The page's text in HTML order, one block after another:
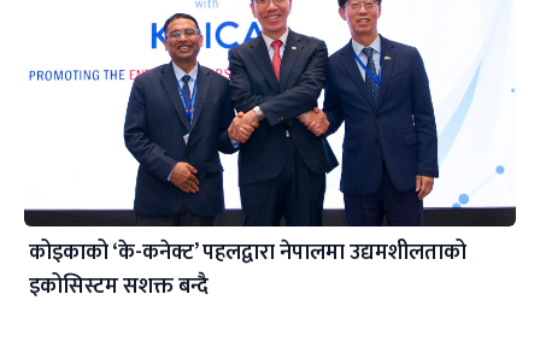
कोइकाको ‘के-कनेक्ट’ पहलद्वारा नेपालमा उद्यमशीलताको
इकोसिस्टम सशक्त बन्दै